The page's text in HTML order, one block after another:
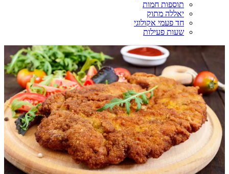
תוספות חמות
יאללה מתוק
חד פעמי אקולוגי
שעות פעילות